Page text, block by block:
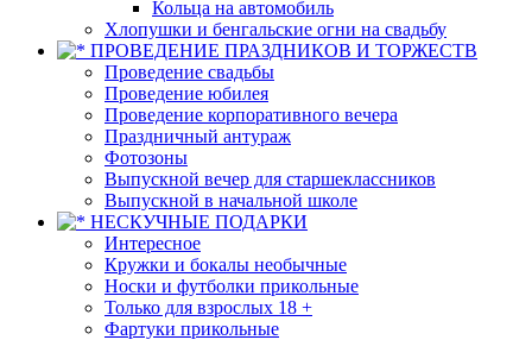
Кольца на автомобиль
Хлопушки и бенгальские огни на свадьбу
ПРОВЕДЕНИЕ ПРАЗДНИКОВ И ТОРЖЕСТВ
Проведение свадьбы
Проведение юбилея
Проведение корпоративного вечера
Праздничный антураж
Фотозоны
Выпускной вечер для старшеклассников
Выпускной в начальной школе
НЕСКУЧНЫЕ ПОДАРКИ
Интересное
Кружки и бокалы необычные
Носки и футболки прикольные
Только для взрослых 18 +
Фартуки прикольные